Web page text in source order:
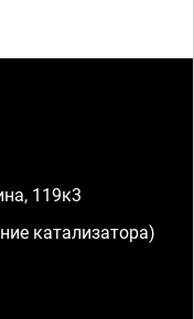
119к3
катализатора)